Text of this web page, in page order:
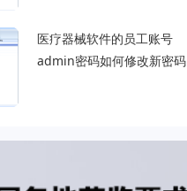
医疗器械软件的员工账号
admin密码如何修改新密码